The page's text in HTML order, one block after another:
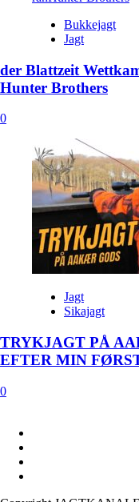
Bukkejagt
Jagt
der Blattzeit
Hunter Brothers
0
Jagt
Sikajagt
TRYKJAGT PÅ
EFTER MIN
0